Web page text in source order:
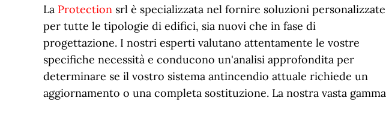
La Protection srl è specializzata nel fornire soluzioni personalizzate
per tutte le tipologie di edifici, sia nuovi che in fase di
progettazione. I nostri esperti valutano attentamente le vostre
specifiche necessità e conducono un'analisi approfondita per
determinare se il vostro sistema antincendio attuale richiede un
aggiornamento o una completa sostituzione. La nostra vasta gamma